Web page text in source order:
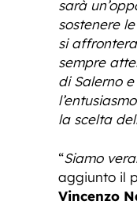
sarà
sostenere
si
sempre
di Salerno
la scelta
“Siamo
aggiunto il
Vincenzo